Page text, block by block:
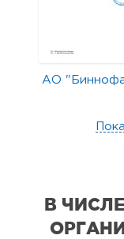
АО
В